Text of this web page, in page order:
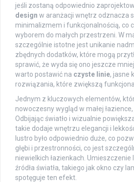
jeśli zostaną odpowiednio
design w aranżacji wnętrz odznacza
minimalizmem i funkcjonalnością, co
wyborem do małych przestrzeni. W
szczególnie istotne jest unikanie
zbędnych dodatków, które mogą
sprawić, że wyda się ono jeszcze
warto postawić na czyste linie, jasne
rozwiązania, które zwiększą
Jednym z kluczowych elementów,
nowoczesny wygląd w małej
Odbijając światło i wizualnie
takie dodaje wnętrzu elegancji i
lustro było odpowiednio duże, co
głębi i przestronności, co jest
niewielkich łazienkach.
źródła światła, takiego jak okno czy
spotęguje ten efekt.